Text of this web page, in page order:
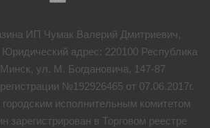
ИП Чумак Валерий Дмитриевич,
Юридический адрес: 220100 Республика
ул. М. Богдановича, 147-87
№192926465 от 07.06.2017г.
исполнительным комитетом
зарегистрирован в Торговом реестре